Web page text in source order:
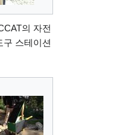
의 자전
구 스테이션